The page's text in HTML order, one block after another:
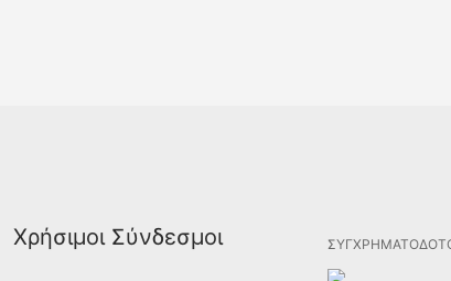
Χρήσιμοι Σύνδεσμοι